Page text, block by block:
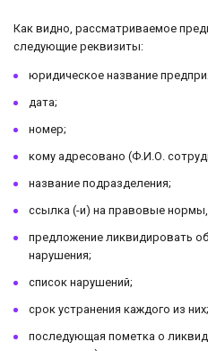
Как видно, рассматриваемое
следующие реквизиты:
юридическое название
дата;
номер;
кому адресовано (Ф.И.О.
название подразделения;
ссылка (-и) на правовые
предложение ликвидировать
нарушения;
список нарушений;
срок устранения каждого из них;
последующая пометка о